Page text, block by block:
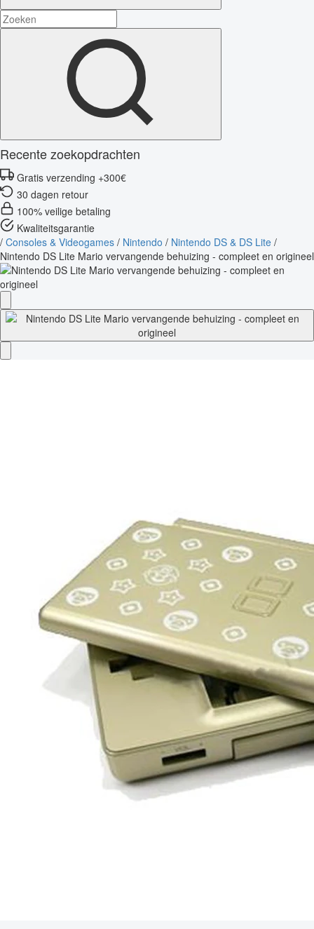
Recente zoekopdrachten
Gratis verzending +300€
30 dagen retour
100% veilige betaling
Kwaliteitsgarantie
/ Consoles & Videogames / Nintendo / Nintendo DS & DS Lite /
Nintendo DS Lite Mario vervangende behuizing - compleet en origineel